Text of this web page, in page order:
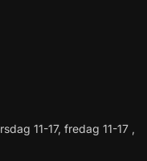
11-17, fredag 11-17 ,